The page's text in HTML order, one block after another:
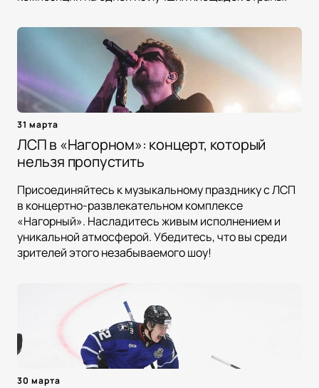
31 марта
ЛСП в «Нагорном»: концерт, который
нельзя пропустить
Присоединяйтесь к музыкальному празднику с ЛСП
в концертно-развлекательном комплексе
«Нагорный». Насладитесь живым исполнением и
уникальной атмосферой. Убедитесь, что вы среди
зрителей этого незабываемого шоу!
30 марта